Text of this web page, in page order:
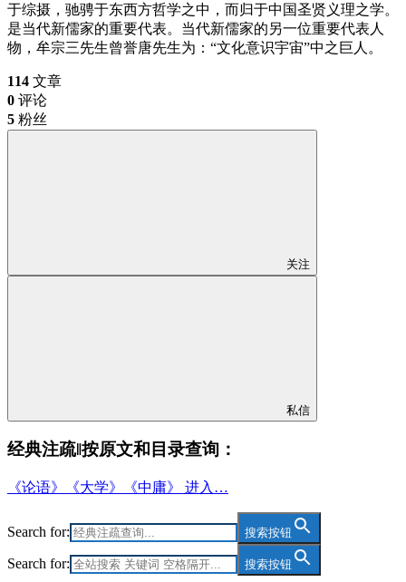
于综摄，驰骋于东西方哲学之中，而归于中国圣贤义理之学。
是当代新儒家的重要代表。当代新儒家的另一位重要代表人
物，牟宗三先生曾誉唐先生为：“文化意识宇宙”中之巨人。
114 文章
0 评论
5 粉丝
关注
私信
经典注疏‖按原文和目录查询：
《论语》《大学》《中庸》 进入…
Search for: 搜索按钮
Search for: 搜索按钮